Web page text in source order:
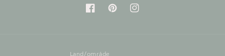
FacebookPinterestInstagram
Land/område